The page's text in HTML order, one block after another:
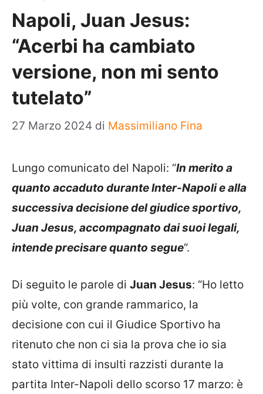
Napoli, Juan Jesus:
“Acerbi ha cambiato
versione, non mi sento
tutelato”
27 Marzo 2024 di Massimiliano Fina
Lungo comunicato del Napoli: “In merito a
quanto accaduto durante Inter-Napoli e alla
successiva decisione del giudice sportivo,
Juan Jesus, accompagnato dai suoi legali,
intende precisare quanto segue“.
Di seguito le parole di Juan Jesus: “Ho letto
più volte, con grande rammarico, la
decisione con cui il Giudice Sportivo ha
ritenuto che non ci sia la prova che io sia
stato vittima di insulti razzisti durante la
partita Inter-Napoli dello scorso 17 marzo: è